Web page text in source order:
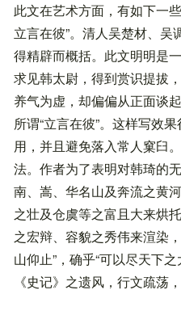
此文在艺术方面，有如下一
立言在彼”。清人吴楚材、
得精辟而概括。此文明明是
求见韩太尉，得到赏识提拔
养气为虚，却偏偏从正面谈
所谓“立言在彼”。这样写效
用，并且避免落入常人窠臼
法。作者为了表明对韩琦的
南、嵩、华名山及奔流之黄
之壮及仓虞等之富且大来烘
之宏辩、容貌之秀伟来渲染
山仰止”，确乎“可以尽天下
《史记》之遗风，行文疏荡